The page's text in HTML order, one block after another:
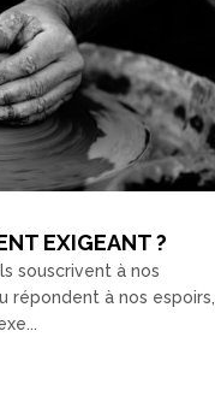
EXIGEANT ?
souscrivent à nos
répondent à nos espoirs,